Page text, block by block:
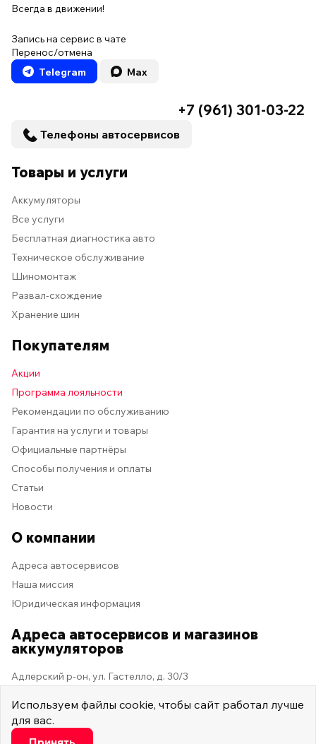
Всегда в движении!
Запись на сервис в чате
Перенос/отмена
Telegram
Max
+7 (961) 301-03-22
Телефоны автосервисов
Товары и услуги
Аккумуляторы
Все услуги
Бесплатная диагностика авто
Техническое обслуживание
Шиномонтаж
Развал-схождение
Хранение шин
Покупателям
Акции
Программа лояльности
Рекомендации по обслуживанию
Гарантия на услуги и товары
Официальные партнёры
Способы получения и оплаты
Статьи
Новости
О компании
Адреса автосервисов
Наша миссия
Юридическая информация
Адреса автосервисов и магазинов
аккумуляторов
Адлерский р-он, ул. Гастелло, д. 30/3
2026 © Мастер Машина
Используем файлы cookie, чтобы сайт работал лучше
для вас.
Настроить